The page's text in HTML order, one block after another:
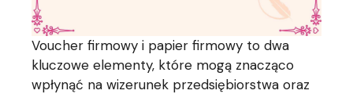
Voucher firmowy i papier firmowy to dwa
kluczowe elementy, które mogą znacząco
wpłynąć na wizerunek przedsiębiorstwa oraz